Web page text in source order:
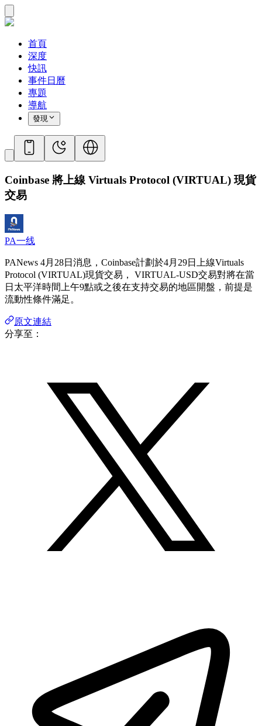
首頁
深度
快訊
事件日曆
專題
導航
發現
Coinbase 將上線 Virtuals Protocol (VIRTUAL) 現貨
交易
PA一线
PANews 4月28日消息，Coinbase計劃於4月 29日上線Virtuals
Protocol (VIRTUAL)現貨交易， VIRTUAL-USD交易對將在當
日太平洋時間上午9點或之後在支持交易的地區開盤，前提是
流動性條件滿足。
原文連結
分享至：